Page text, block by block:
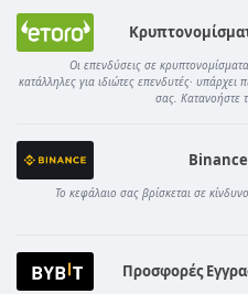
Οι επενδύσεις σε κρυπτονομίσματα
κατάλληλες για ιδιώτες επενδυτές·
σας. Κατανοήστε
Το κεφάλαιο σας βρίσκεται σε
Προσφορές